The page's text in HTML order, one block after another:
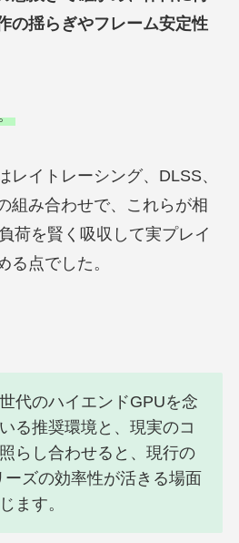
の揺らぎやフレーム安定性
レイトレーシング、DLSS、
組み合わせで、これらが相
荷を賢く吸収して実プレイ
る点でした。
代のハイエンドGPUを念
る推奨環境と、現実のコ
らし合わせると、現行の
ーズの効率性が活きる場面
ます。